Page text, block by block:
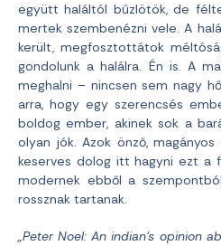
együtt haláltól bűzlötök, de
mertek szembenézni vele. A
került, megfosztottátok
gondolunk a halálra. Én is. A
meghalni – nincsen sem nagy
arra, hogy egy szerencsés
boldog ember, akinek sok a
olyan jók. Azok önző,
keserves dolog itt hagyni ezt a
modernek ebből a
rossznak tartanak.
„Peter Noel: An indian’s opinion